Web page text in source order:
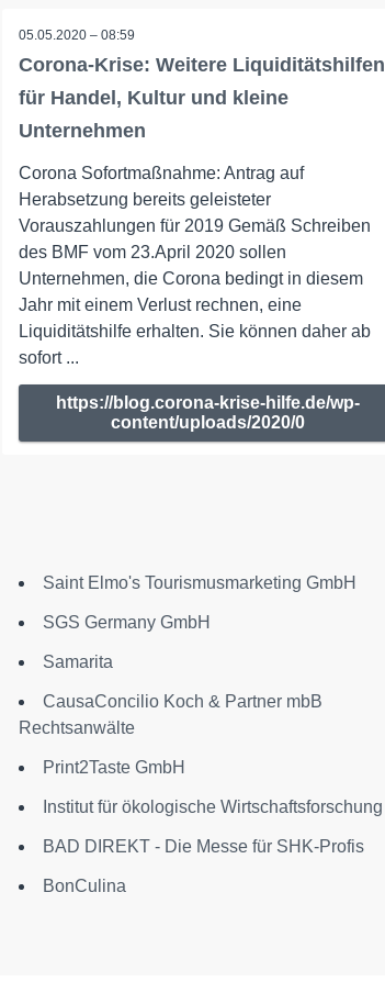
05.05.2020 – 08:59
Corona-Krise: Weitere Liquiditätshilfen
für Handel, Kultur und kleine
Unternehmen
Corona Sofortmaßnahme: Antrag auf
Herabsetzung bereits geleisteter
Vorauszahlungen für 2019 Gemäß Schreiben
des BMF vom 23.April 2020 sollen
Unternehmen, die Corona bedingt in diesem
Jahr mit einem Verlust rechnen, eine
Liquiditätshilfe erhalten. Sie können daher ab
sofort ...
https://blog.corona-krise-hilfe.de/wp-
content/uploads/2020/0
Saint Elmo's Tourismusmarketing GmbH
SGS Germany GmbH
Samarita
CausaConcilio Koch & Partner mbB
Rechtsanwälte
Print2Taste GmbH
Institut für ökologische Wirtschaftsforschung
BAD DIREKT - Die Messe für SHK-Profis
BonCulina